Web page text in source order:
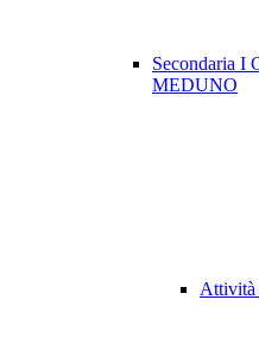
Secondaria I
MEDUNO
Attività